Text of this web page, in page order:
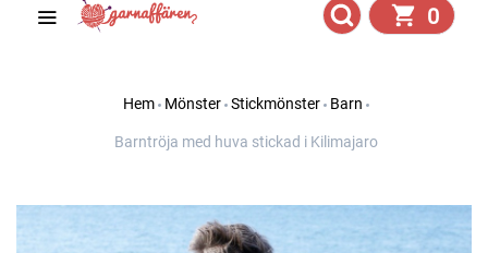
0
Hem Mönster Stickmönster Barn
Barntröja med huva stickad i Kilimajaro